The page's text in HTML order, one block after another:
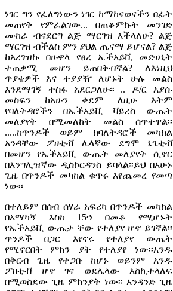
ነገር ግን የፈለግነውን ነገር ከማከናወናችን በፊት
መጠየቅ የምፈልገው... በጠቆምኩት መንገድ
ሙከራ ብናደርግ ልጅ ማርገዝ እችላለሁ? ልጅ
ማርገዝ ብችልስ ምን ያህል ጤናማ ይሆናል? ልጅ
ከአረገዝኩ በሁዋላ የፀረ ኤችአይቪ መድሀኒት
ተጠቃሚ መሆን ይጠበቅብኛል? ለእነዚህ
ጥያቄዎች እና ተያያዥ ለሆኑት ሁሉ መልስ
እንደማገኝ ተስፋ አደርጋለሁ፡፡ .. ዶ/ር እያሱ
መስፍን ከአሁን ቀደም ለዚሁ እትም
የባለትዳሮችን በኤችአይቪ ቫይረስ ውጤት
መለያየት በሚመለከት መልስ ሰጥተዋል፡፡
.....ከጥንዶች ወይም ከባለትዳሮች መካከል
አንዳቸው ፖዘቲቭ ሌላኛው ደግሞ ኔጌቲቭ
በመሆን የኤችአይቪ ውጤት መለያየት ሲኖር
በእንግሊዝኛው ዲስኮርዳንስ ይባላል፡፡ይህ በአሁኑ
ጊዜ በጥንዶች መካከል ቁጥሩ እየጨመረ የመጣ
ነው፡፡
በተለይም በሰብ ሰሃራ አፍሪካ በጥንዶች መካከል
በአማካኝ እስከ 15ኀ በመቶ የሚሆኑት
የኤችአይቪ ውጤታ ቸው የተለያየ ሆኖ ይገኛል፡፡
ጥንዶች በጋር እየኖሩ የተለያየ ውጤት
የሚኖርበት ምክን ያት የተለያየ ነው፡፡አንዱ
በቅርብ ጊዜ የተጋቡ ከሆኑ ወይንም አንዱ
ፖዘቲቭ ሆኖ ገና ወደሌላው እስኪተላለፍ
በሚወስደው ጊዜ ምክንያት ነው፡፡ አንዳንድ ጊዜ